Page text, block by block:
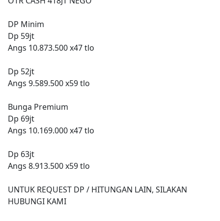
DP Minim
Dp 59jt
Angs 10.873.500 x47 tlo
Dp 52jt
Angs 9.589.500 x59 tlo
Bunga Premium
Dp 69jt
Angs 10.169.000 x47 tlo
Dp 63jt
Angs 8.913.500 x59 tlo
UNTUK REQUEST DP / HITUNGAN LAIN, SILAKAN
HUBUNGI KAMI